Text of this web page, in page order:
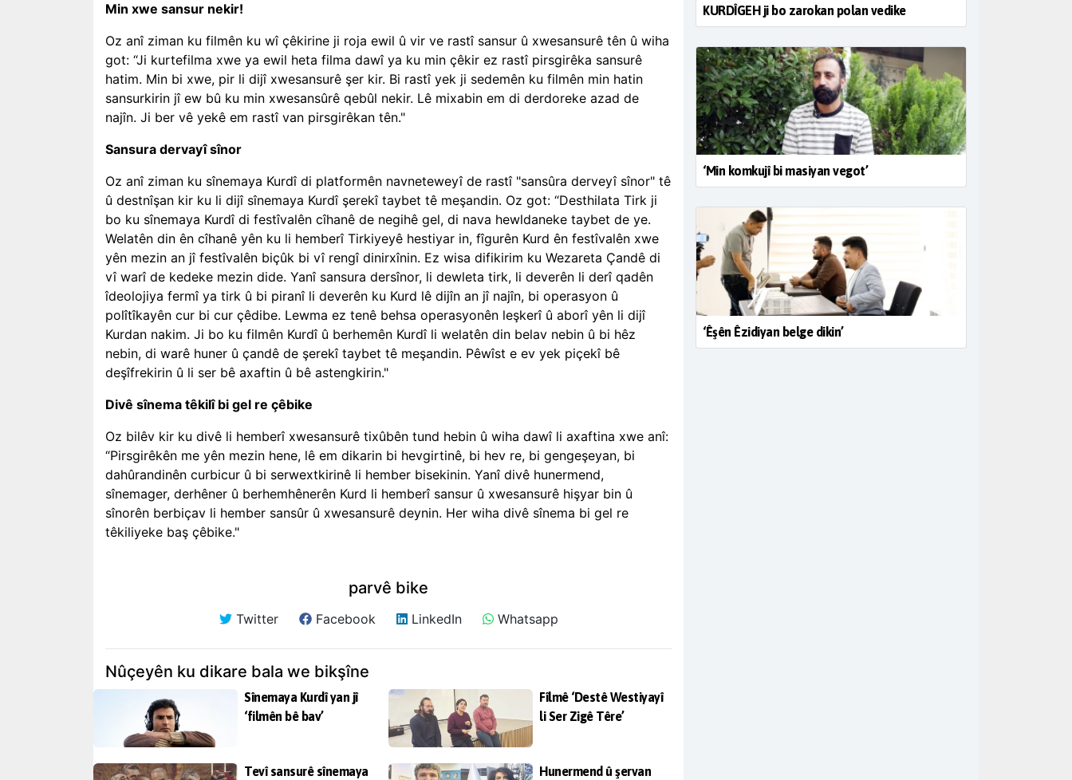
Min xwe sansur nekir!
Oz anî ziman ku filmên ku wî çêkirine ji roja ewil û vir ve rastî sansur û xwesansurê tên û wiha
got: “Ji kurtefilma xwe ya ewil heta filma dawî ya ku min çêkir ez rastî pirsgirêka sansurê
hatim. Min bi xwe, pir li dijî xwesansurê şer kir. Bi rastî yek ji sedemên ku filmên min hatin
sansurkirin jî ew bû ku min xwesansûrê qebûl nekir. Lê mixabin em di derdoreke azad de
najîn. Ji ber vê yekê em rastî van pirsgirêkan tên."
Sansura dervayî sînor
Oz anî ziman ku sînemaya Kurdî di platformên navneteweyî de rastî "sansûra derveyî sînor" tê
û destnîşan kir ku li dijî sînemaya Kurdî şerekî taybet tê meşandin. Oz got: “Desthilata Tirk ji
bo ku sînemaya Kurdî di festîvalên cîhanê de negihê gel, di nava hewldaneke taybet de ye.
Welatên din ên cîhanê yên ku li hemberî Tirkiyeyê hestiyar in, fîgurên Kurd ên festîvalên xwe
yên mezin an jî festîvalên biçûk bi vî rengî dinirxînin. Ez wisa difikirim ku Wezareta Çandê di
vî warî de kedeke mezin dide. Yanî sansura dersînor, li dewleta tirk, li deverên li derî qadên
îdeolojiya fermî ya tirk û bi piranî li deverên ku Kurd lê dijîn an jî najîn, bi operasyon û
polîtîkayên cur bi cur çêdibe. Lewma ez tenê behsa operasyonên leşkerî û aborî yên li dijî
Kurdan nakim. Ji bo ku filmên Kurdî û berhemên Kurdî li welatên din belav nebin û bi hêz
nebin, di warê huner û çandê de şerekî taybet tê meşandin. Pêwîst e ev yek piçekî bê
deşîfrekirin û li ser bê axaftin û bê astengkirin."
Divê sînema têkilî bi gel re çêbike
Oz bilêv kir ku divê li hemberî xwesansurê tixûbên tund hebin û wiha dawî li axaftina xwe anî:
“Pirsgirêkên me yên mezin hene, lê em dikarin bi hevgirtinê, bi hev re, bi gengeşeyan, bi
dahûrandinên curbicur û bi serwextkirinê li hember bisekinin. Yanî divê hunermend,
sînemager, derhêner û berhemhênerên Kurd li hemberî sansur û xwesansurê hişyar bin û
sînorên berbiçav li hember sansûr û xwesansurê deynin. Her wiha divê sînema bi gel re
têkiliyeke baş çêbike."
parvê bike
Twitter Facebook LinkedIn Whatsapp
Nûçeyên ku dikare bala we bikşîne
Sînemaya Kurdî yan jî
‘filmên bê bav’
Fîlmê ‘Destê Westiyayî
li Ser Zigê Têre’
Tevî sansurê sînemaya Hunermend û şervan
KURDÎGEH ji bo zarokan polan vedike
‘Min komkujî bi masiyan vegot’
‘Êşên Êzidiyan belge dikin’